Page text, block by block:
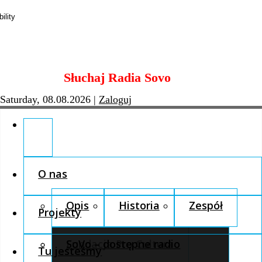
content
Słuchaj Radia Sovo
Saturday, 08.08.2026 | Zaloguj
O nas
Opis Historia Zespół
Fundacja Pro Cultura
Projekty
SoVo – dostępne radio
Tu jesteśmy